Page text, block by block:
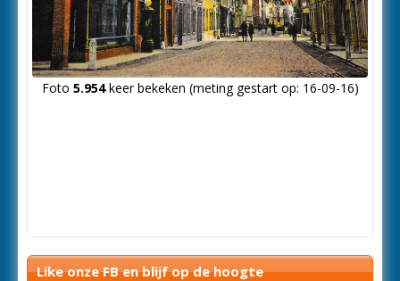
Foto 5.954keer bekeken (meting gestart op: 16-09-16)
Like onze FB en blijf op de hoogte